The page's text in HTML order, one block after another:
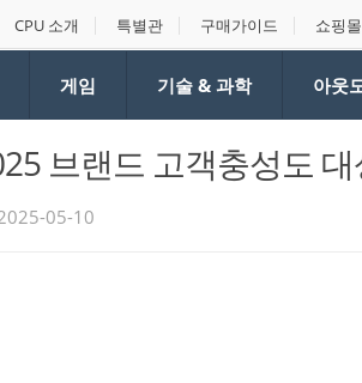
CPU 소개 특별관 구매가이드 쇼핑몰
게임 기술 & 과학 아웃
브랜드 고객충성도
05-10